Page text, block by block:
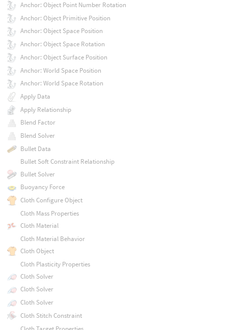
Anchor: Object Point Number Rotation
Anchor: Object Primitive Position
Anchor: Object Space Position
Anchor: Object Space Rotation
Anchor: Object Surface Position
Anchor: World Space Position
Anchor: World Space Rotation
Apply Data
Apply Relationship
Blend Factor
Blend Solver
Bullet Data
Bullet Soft Constraint Relationship
Bullet Solver
Buoyancy Force
Cloth Configure Object
Cloth Mass Properties
Cloth Material
Cloth Material Behavior
Cloth Object
Cloth Plasticity Properties
Cloth Solver
Cloth Solver
Cloth Solver
Cloth Stitch Constraint